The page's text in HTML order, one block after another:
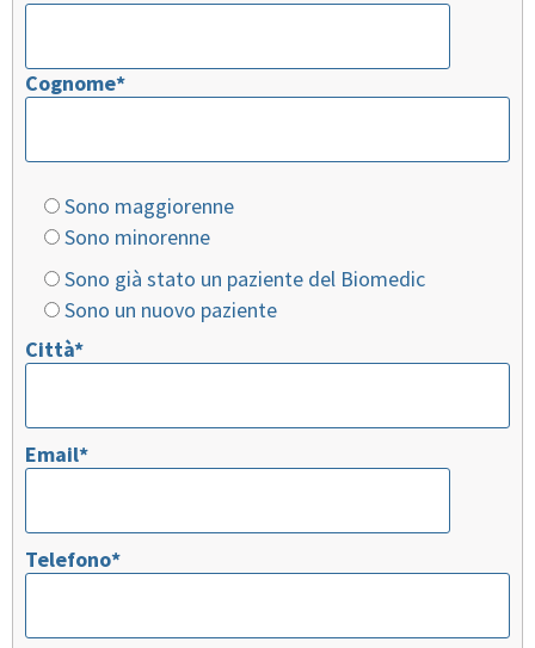
Cognome*
prega
lasciare
vuoto
questo
campo.
Sono maggiorenne
Sono minorenne
Sono già stato un paziente del Biomedic
Sono un nuovo paziente
Città*
Email*
Telefono*